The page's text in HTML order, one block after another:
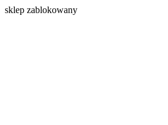
sklep zablokowany